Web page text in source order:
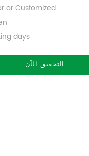
or Customized
days
التحقيق الآن